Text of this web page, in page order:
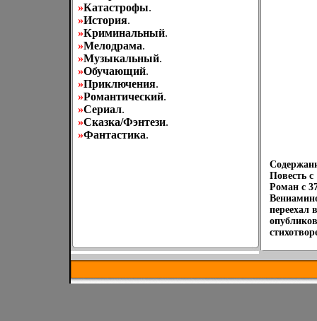
»Катастрофы.
»История.
»Криминальный.
»Мелодрама.
»Музыкальный.
»Обучающий.
»Приключения.
»Романтический.
»Сериал.
»Сказка/Фэнтези.
»Фантастика.
Повесть
Роман c
переехал